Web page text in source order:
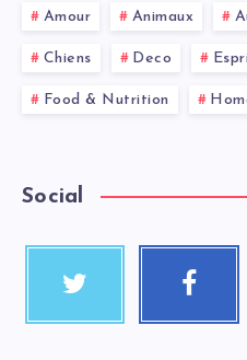
Amour Animaux
Chiens Deco
Food & Nutrition
Social